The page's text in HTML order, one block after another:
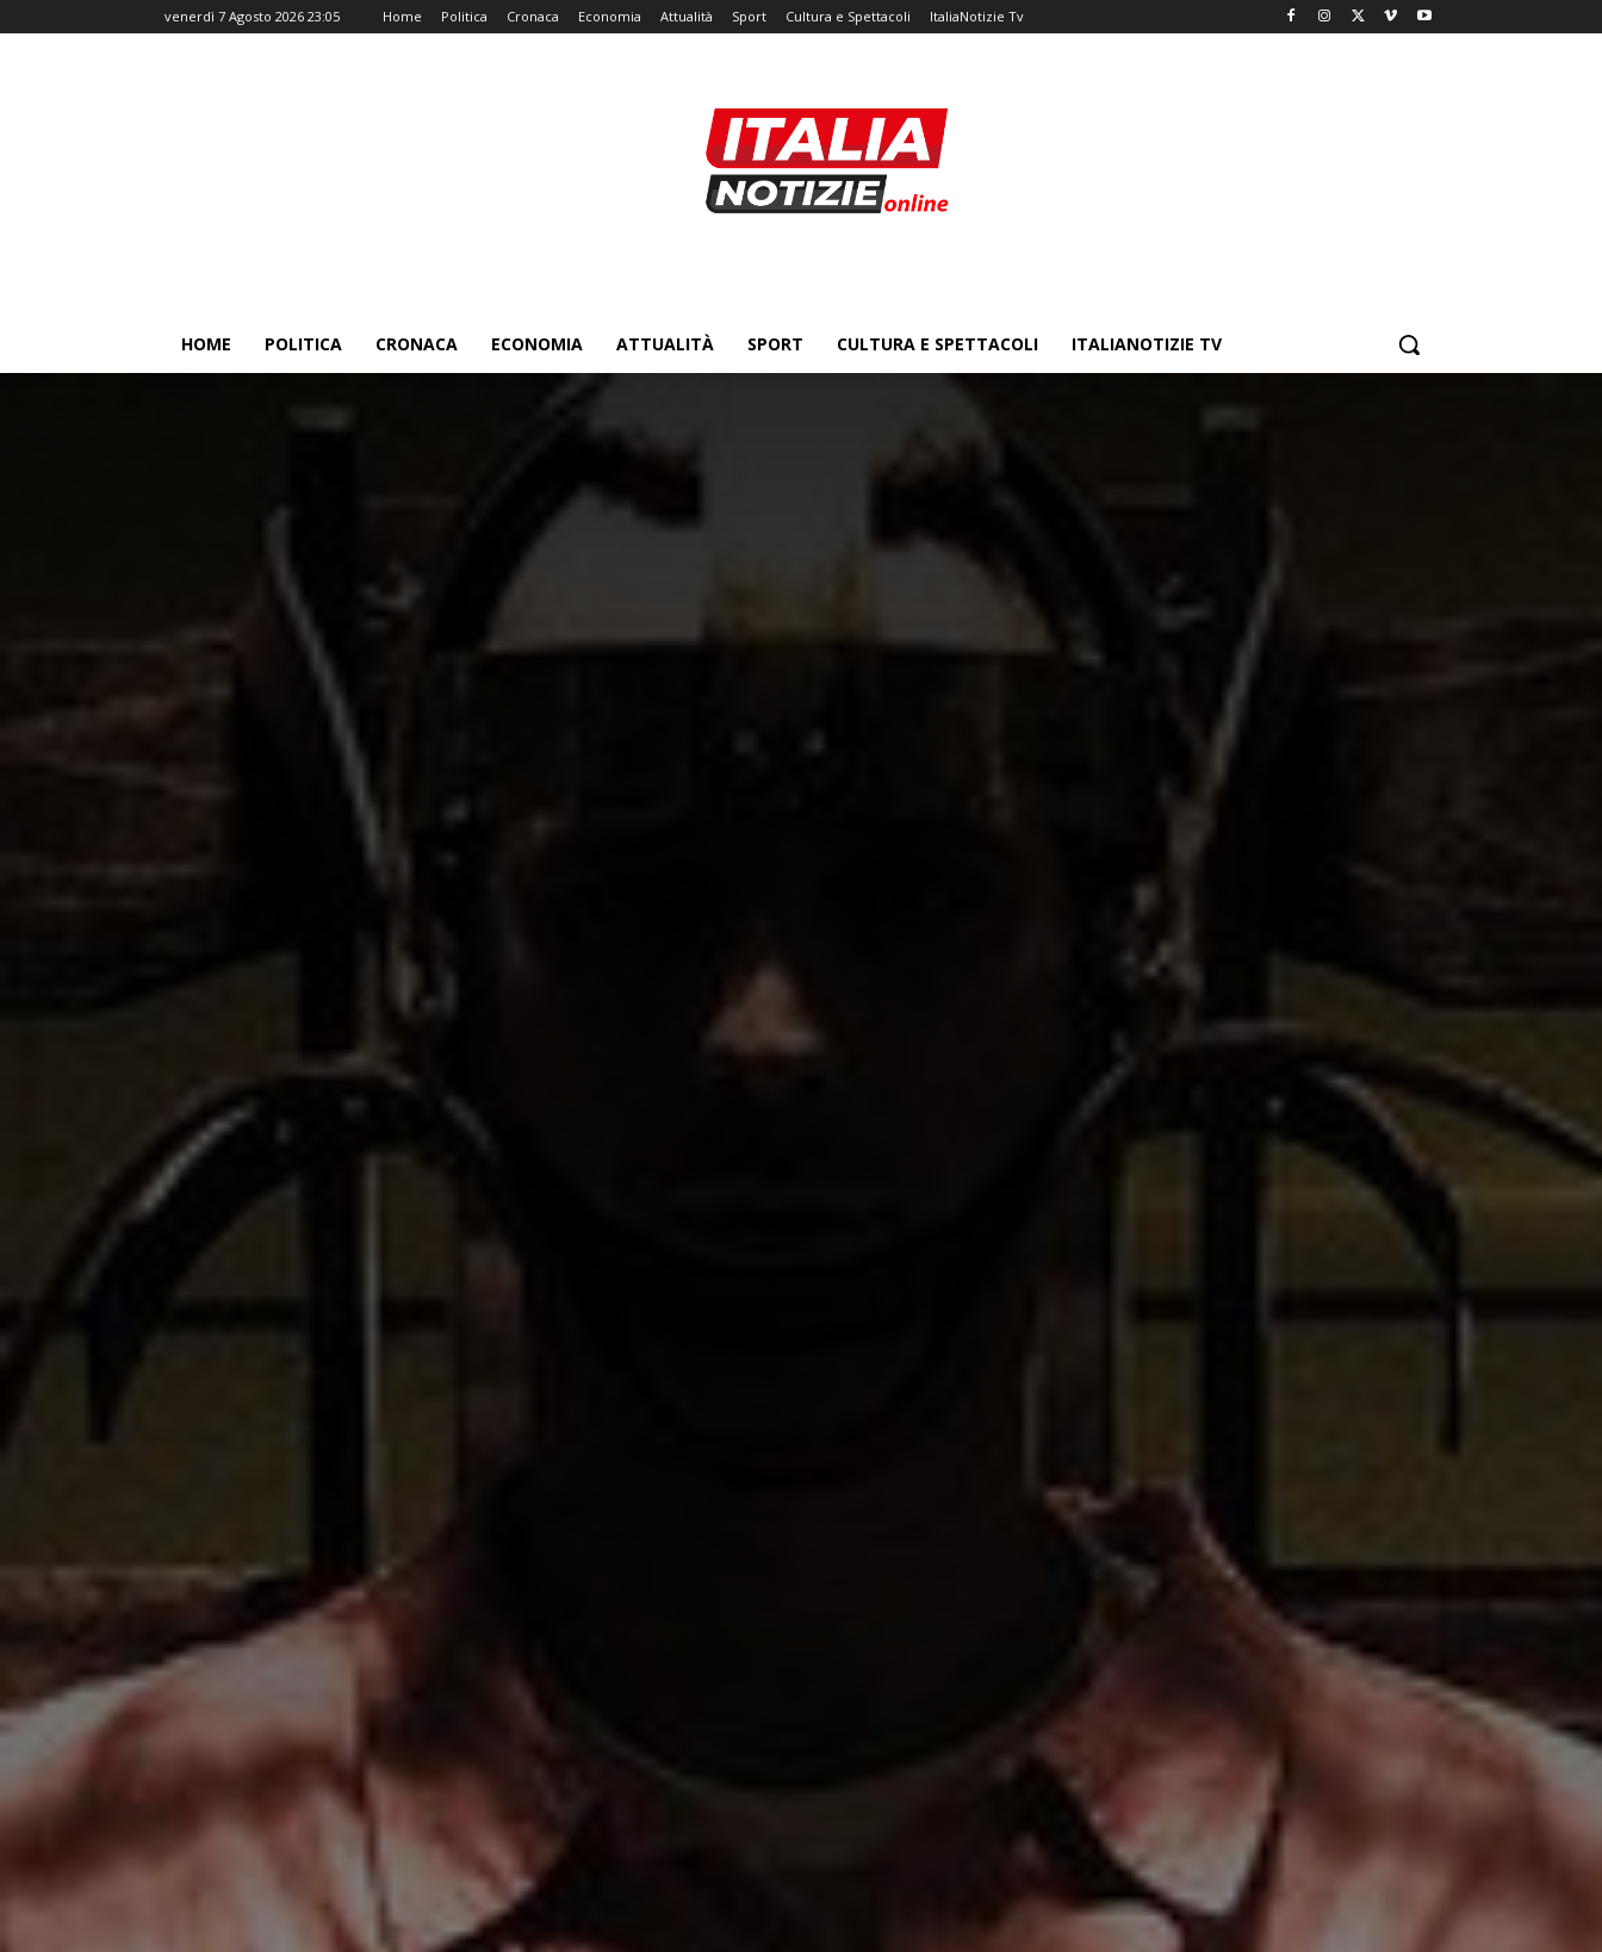
venerdì 7 Agosto 2026 23:05 Home Politica Cronaca Economia Attualità Sport Cultura e Spettacoli ItaliaNotizie Tv
HOME POLITICA CRONACA ECONOMIA ATTUALITÀ SPORT CULTURA E SPETTACOLI ITALIANOTIZIE TV